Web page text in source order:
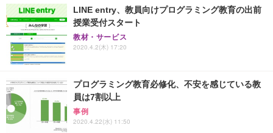
LINE entry、教員向けプログラミング教育の出前
授業受付スタート
教材・サービス
2020.4.2(木) 17:20
プログラミング教育必修化、不安を感じている教
員は7割以上
事例
2020.4.22(水) 11:50